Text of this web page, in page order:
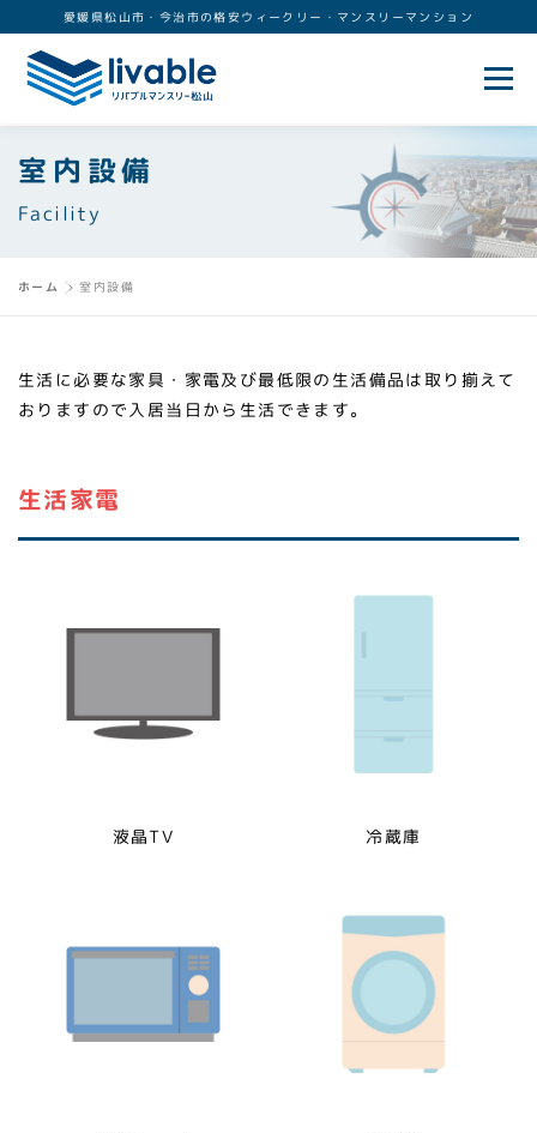
メニ
ホーム 物件情報 ご利用ガイド 会社案内
お知らせ
室内設備
Facility
ホーム »室内設備
生活に必要な家具・家電及び最低限の生活備品は取り揃えて
おりますので入居当日から生活できます。
生活家電
液晶TV 冷蔵庫
愛媛県松山市・今治市の格安ウィークリー・マンスリーマンション